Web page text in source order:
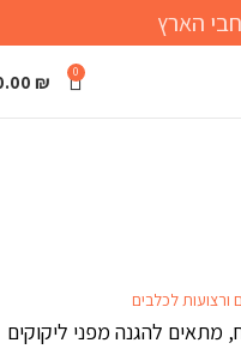
הארץ
0
₪
ורצועות לכלבים
עשוי חומר קשיח, מתאים להגנה מפני ליקוקים